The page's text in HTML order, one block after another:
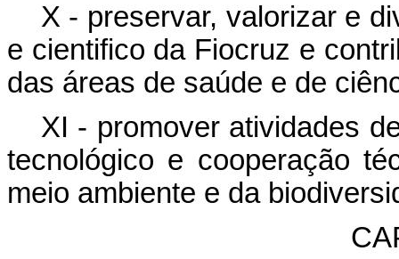
X - preservar, valorizar e
e cientifico da Fiocruz e
das áreas de saúde e de
XI - promover atividades
tecnológico e cooperação
meio ambiente e da